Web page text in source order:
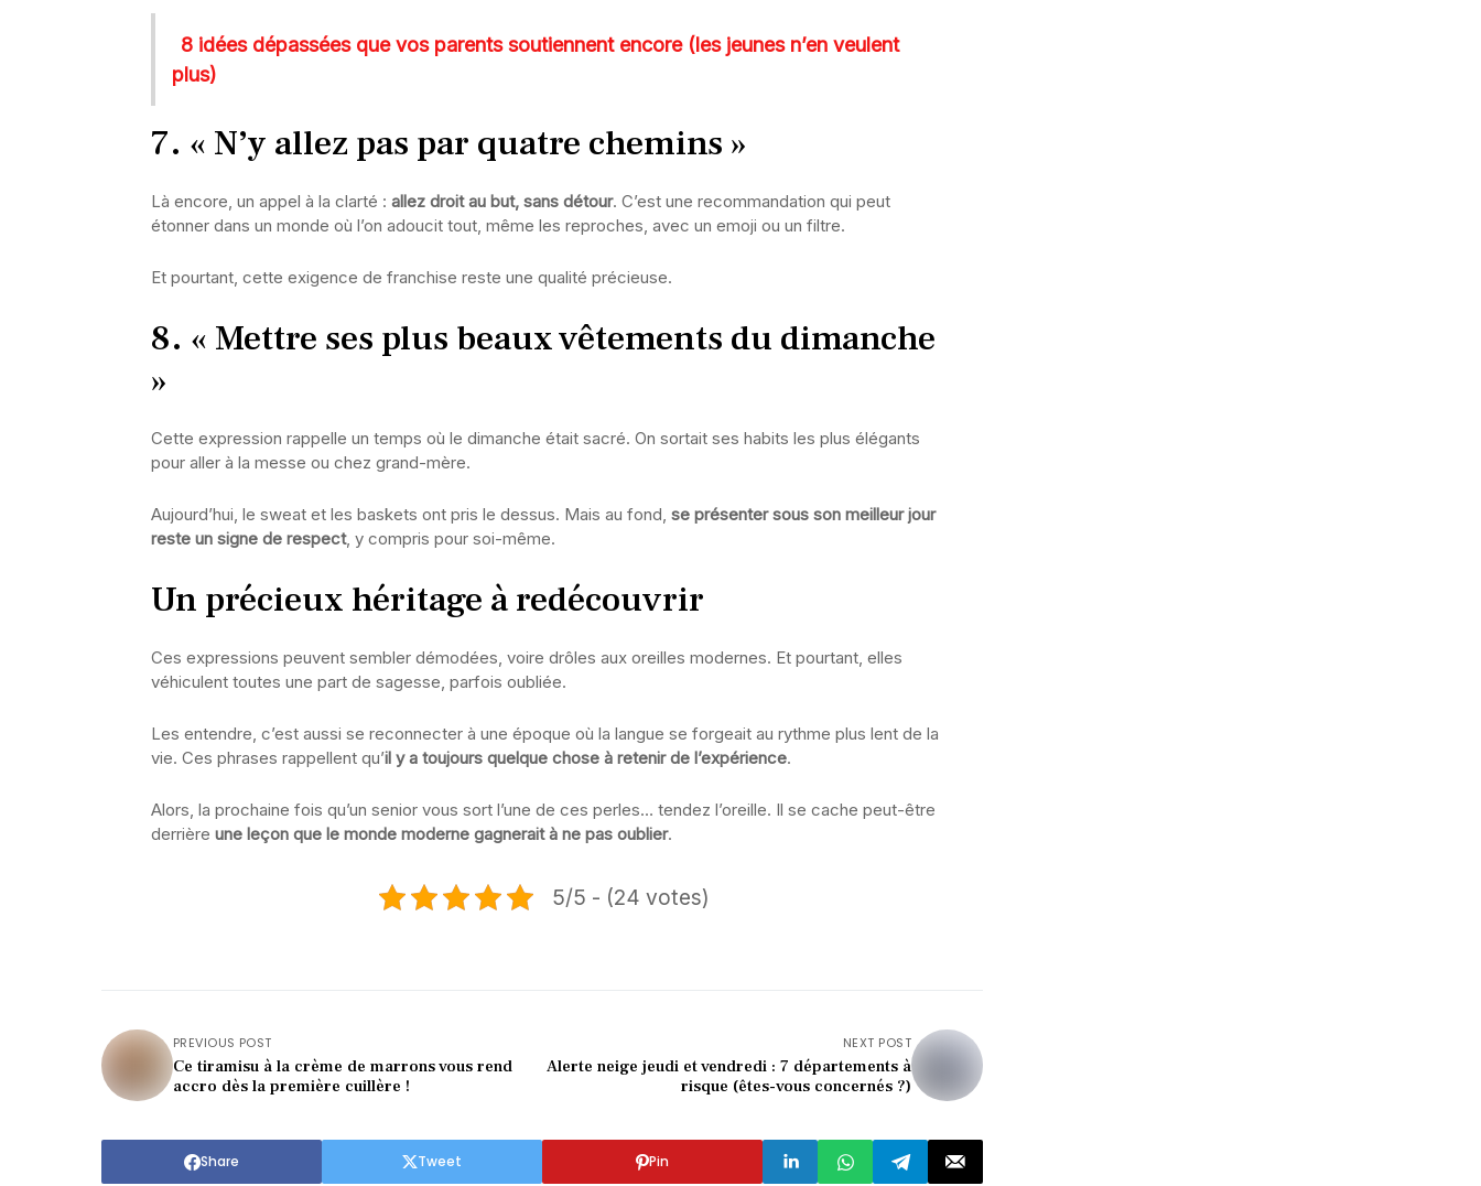
8 idées dépassées que vos parents soutiennent encore (les jeunes n’en veulent
plus)
7. « N’y allez pas par quatre chemins »
Là encore, un appel à la clarté : allez droit au but, sans détour. C’est une recommandation qui peut
étonner dans un monde où l’on adoucit tout, même les reproches, avec un emoji ou un filtre.
Et pourtant, cette exigence de franchise reste une qualité précieuse.
8. « Mettre ses plus beaux vêtements du dimanche
»
Cette expression rappelle un temps où le dimanche était sacré. On sortait ses habits les plus élégants
pour aller à la messe ou chez grand-mère.
Aujourd’hui, le sweat et les baskets ont pris le dessus. Mais au fond, se présenter sous son meilleur jour
reste un signe de respect, y compris pour soi-même.
Un précieux héritage à redécouvrir
Ces expressions peuvent sembler démodées, voire drôles aux oreilles modernes. Et pourtant, elles
véhiculent toutes une part de sagesse, parfois oubliée.
Les entendre, c’est aussi se reconnecter à une époque où la langue se forgeait au rythme plus lent de la
vie. Ces phrases rappellent qu’il y a toujours quelque chose à retenir de l’expérience.
Alors, la prochaine fois qu’un senior vous sort l’une de ces perles… tendez l’oreille. Il se cache peut-être
derrière une leçon que le monde moderne gagnerait à ne pas oublier.
5/5 - (24 votes)
PREVIOUS POST
Ce tiramisu à la crème de marrons vous rend
accro dès la première cuillère !
NEXT POST
Alerte neige jeudi et vendredi : 7 départements à
risque (êtes-vous concernés ?)
Share Tweet Pin